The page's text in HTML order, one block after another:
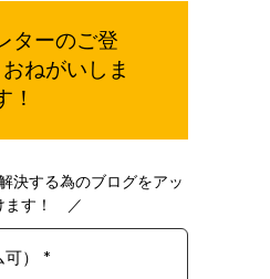
ターのご登
おねがいしま
！
決する為のブログをアッ
ます！ ／